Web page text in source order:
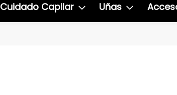
Cuidado Capilar Uñas